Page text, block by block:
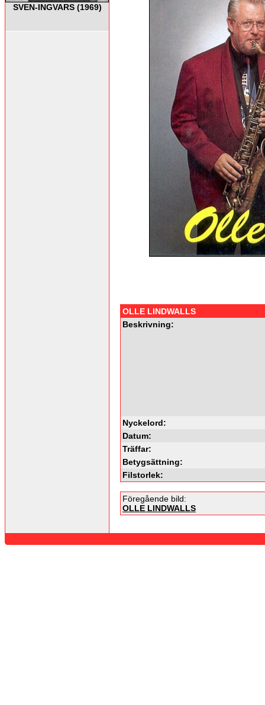
SVEN-INGVARS (1969)
OLLE LINDWALLS
Beskrivning:
Nyckelord:
Datum:
Träffar:
Betygsättning:
Filstorlek:
Föregående bild:
OLLE LINDWALLS